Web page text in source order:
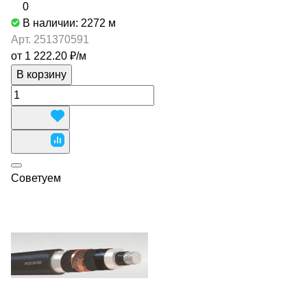
0
В наличии: 2272 м
Арт. 251370591
от 1 222.20 ₽/м
В корзину
Советуем